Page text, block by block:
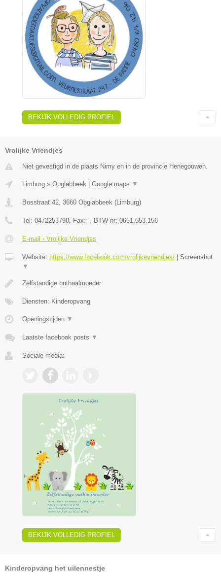
BEKIJK VOLLEDIG PROFIEL
Vrolijke Vriendjes
Niet gevestigd in de plaats Nimy en in de provincie Henegouwen.
Limburg » Opglabbeek Google maps ▼
Bosstraat 42, 3660 Opglabbeek (Limburg)
Tel: 0472253798, Fax: -, BTW-nr: 0651.553.156
E-mail › Vrolijke Vriendjes
Website: https://www.facebook.com/vrolijkevriendjes/
Screenshot
▼
Zelfstandige onthaalmoeder
Diensten: Kinderopvang
Openingstijden ▼
Laatste facebook posts ▼
Sociale media:
BEKIJK VOLLEDIG PROFIEL
Kinderopvang het uilennestje